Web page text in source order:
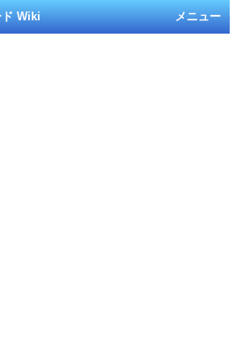
メニュー
ド Wiki